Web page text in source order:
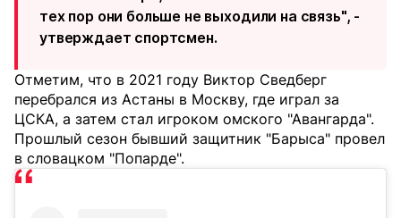
тех пор они больше не выходили на связь", -
утверждает спортсмен.
Отметим, что в 2021 году Виктор Сведберг
перебрался из Астаны в Москву, где играл за
ЦСКА, а затем стал игроком омского "Авангарда".
Прошлый сезон бывший защитник "Барыса" провел
в словацком "Попарде".